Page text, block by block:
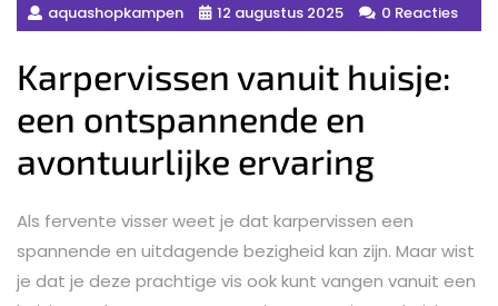
aquashopkampen 12 augustus 2025 0 Reacties
Karpervissen vanuit huisje:
een ontspannende en
avontuurlijke ervaring
Als fervente visser weet je dat karpervissen een
spannende en uitdagende bezigheid kan zijn. Maar wist
je dat je deze prachtige vis ook kunt vangen vanuit een